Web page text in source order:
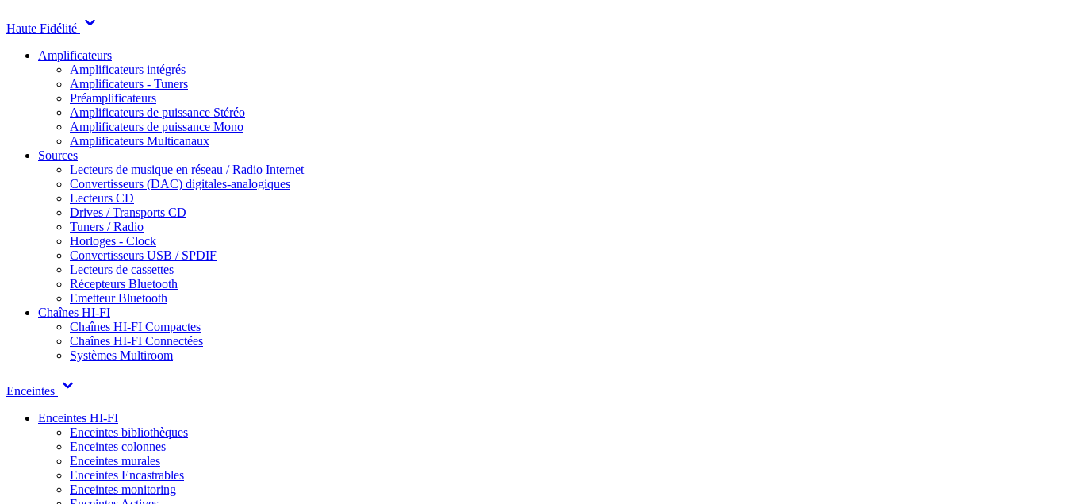
Haute Fidélité
Amplificateurs
Amplificateurs intégrés
Amplificateurs - Tuners
Préamplificateurs
Amplificateurs de puissance Stéréo
Amplificateurs de puissance Mono
Amplificateurs Multicanaux
Sources
Lecteurs de musique en réseau / Radio Internet
Convertisseurs (DAC) digitales-analogiques
Lecteurs CD
Drives / Transports CD
Tuners / Radio
Horloges - Clock
Convertisseurs USB / SPDIF
Lecteurs de cassettes
Récepteurs Bluetooth
Emetteur Bluetooth
Chaînes HI-FI
Chaînes HI-FI Compactes
Chaînes HI-FI Connectées
Systèmes Multiroom
Enceintes
Enceintes HI-FI
Enceintes bibliothèques
Enceintes colonnes
Enceintes murales
Enceintes Encastrables
Enceintes monitoring